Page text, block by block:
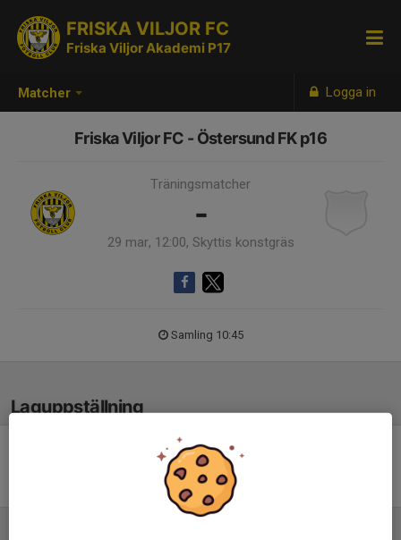
Matcher Logga in
FRISKA VILJOR FC
Friska Viljor Akademi P17
Friska Viljor FC - Östersund FK p16
Träningsmatcher
-
29 mar, 12:00, Skyttis konstgräs
Samling 10:45
Laguppställning
Ingen uppställning ifylld